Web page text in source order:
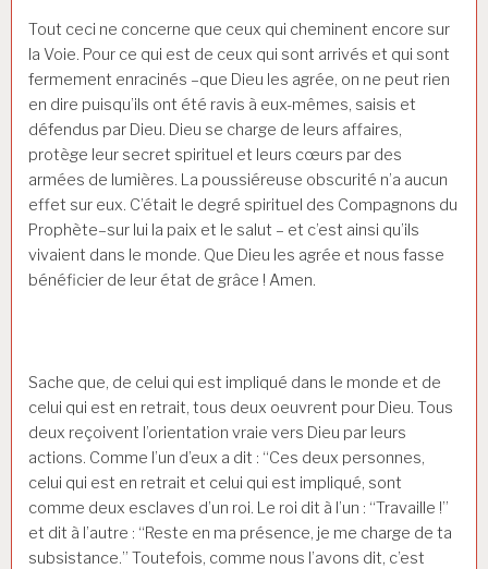
Tout ceci ne concerne que ceux qui cheminent encore sur
la Voie. Pour ce qui est de ceux qui sont arrivés et qui sont
fermement enracinés –que Dieu les agrée, on ne peut rien
en dire puisqu’ils ont été ravis à eux-mêmes, saisis et
défendus par Dieu. Dieu se charge de leurs affaires,
protège leur secret spirituel et leurs cœurs par des
armées de lumières. La poussiéreuse obscurité n’a aucun
effet sur eux. C’était le degré spirituel des Compagnons du
Prophète–sur lui la paix et le salut – et c’est ainsi qu’ils
vivaient dans le monde. Que Dieu les agrée et nous fasse
bénéficier de leur état de grâce ! Amen.
Sache que, de celui qui est impliqué dans le monde et de
celui qui est en retrait, tous deux oeuvrent pour Dieu. Tous
deux reçoivent l’orientation vraie vers Dieu par leurs
actions. Comme l’un d’eux a dit : “Ces deux personnes,
celui qui est en retrait et celui qui est impliqué, sont
comme deux esclaves d’un roi. Le roi dit à l’un : “Travaille !”
et dit à l’autre : “Reste en ma présence, je me charge de ta
subsistance.” Toutefois, comme nous l’avons dit, c’est